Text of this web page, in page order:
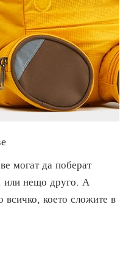
могат да поберат
или нещо друго. А
всичко, което сложите в